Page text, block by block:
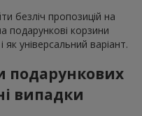
безліч пропозицій на
корзини
універсальний варіант.
подарункових
випадки